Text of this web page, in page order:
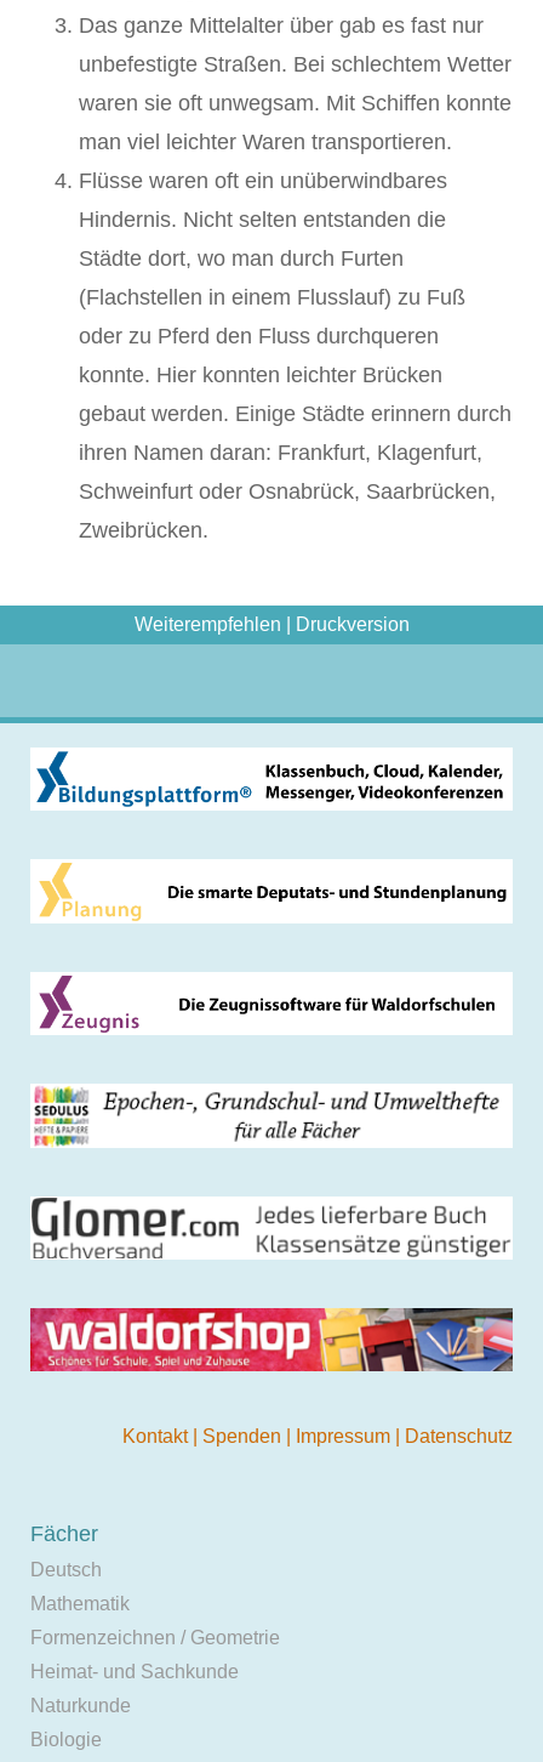
Das ganze Mittelalter über gab es fast nur
unbefestigte Straßen. Bei schlechtem Wetter
waren sie oft unwegsam. Mit Schiffen konnte
man viel leichter Waren transportieren.
Flüsse waren oft ein unüberwindbares
Hindernis. Nicht selten entstanden die
Städte dort, wo man durch Furten
(Flachstellen in einem Flusslauf) zu Fuß
oder zu Pferd den Fluss durchqueren
konnte. Hier konnten leichter Brücken
gebaut werden. Einige Städte erinnern durch
ihren Namen daran: Frankfurt, Klagenfurt,
Schweinfurt oder Osnabrück, Saarbrücken,
Zweibrücken.
Weiterempfehlen Druckversion
Kontakt Spenden Impressum Datenschutz
Fächer
Deutsch
Mathematik
Formenzeichnen / Geometrie
Heimat- und Sachkunde
Naturkunde
Biologie